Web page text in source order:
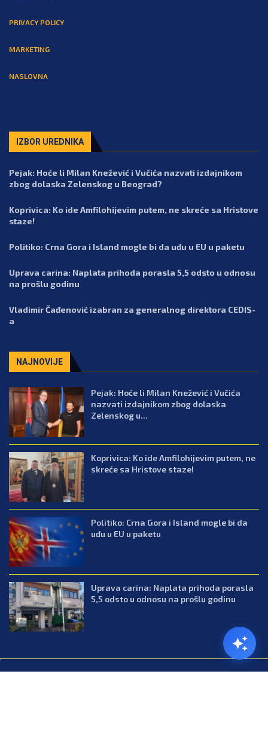
PRIVACY POLICY
MARKETING
NASLOVNA
IZBOR UREDNIKA
Pejak: Hoće li Milan Knežević i Vučića nazvati izdajnikom
zbog dolaska Zelenskog u Beograd?
Koprivica: Ko ide Amfilohijevim putem, ne skreće sa Hristove
staze!
Politiko: Crna Gora i Island mogle bi da uđu u EU u paketu
Uprava carina: Naplata prihoda porasla 5,5 odsto u odnosu
na prošlu godinu
Vladimir Čađenović izabran za generalnog direktora CEDIS-
a
NAJNOVIJE
Pejak: Hoće li Milan Knežević i Vučića
nazvati izdajnikom zbog dolaska
Zelenskog u...
Koprivica: Ko ide Amfilohijevim putem, ne
skreće sa Hristove staze!
Politiko: Crna Gora i Island mogle bi da
uđu u EU u paketu
Uprava carina: Naplata prihoda porasla
5,5 odsto u odnosu na prošlu godinu